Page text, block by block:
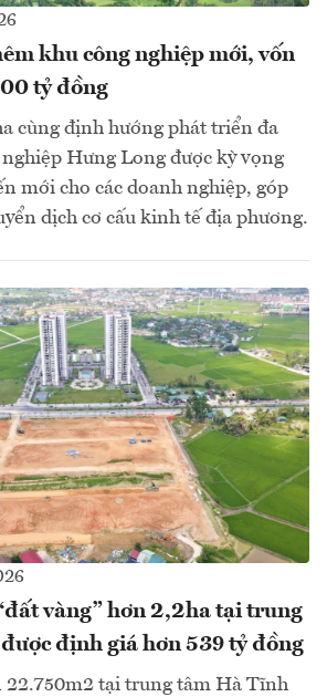
khu công nghiệp mới, vốn
tỷ đồng
cùng định hướng phát triển đa
Hưng Long được kỳ vọng
mới cho các doanh nghiệp, góp
dịch cơ cấu kinh tế địa phương.
vàng” hơn 2,2ha tại trung
định giá hơn 539 tỷ đồng
22.750m2 tại trung tâm Hà Tĩnh